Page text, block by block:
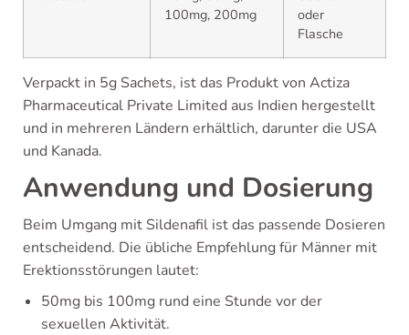
100mg, 200mg
oder
Flasche
Verpackt in 5g Sachets, ist das Produkt von Actiza
Pharmaceutical Private Limited aus Indien hergestellt
und in mehreren Ländern erhältlich, darunter die USA
und Kanada.
Anwendung und Dosierung
Beim Umgang mit Sildenafil ist das passende Dosieren
entscheidend. Die übliche Empfehlung für Männer mit
Erektionsstörungen lautet:
50mg bis 100mg rund eine Stunde vor der
sexuellen Aktivität.